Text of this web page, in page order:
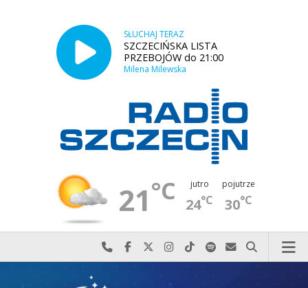
SŁUCHAJ TERAZ
SZCZECIŃSKA LISTA
PRZEBOJÓW do 21:00
Milena Milewska
21°C jutro
24°C
pojutrze
30°C
Najlepiej po prostu do nas zadzwoń
Odwiedź nas na Facebook-u
Odwiedź nas na X
Odwiedź nas na Instagram-ie
Odwiedź nas na TikTok-u
Szukaj nas na Spotify
Wyślij do nas
Szukaj